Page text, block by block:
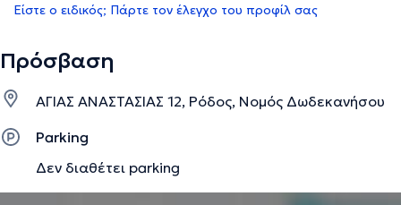
Είστε ο ειδικός; Πάρτε τον έλεγχο του προφίλ σας
Πρόσβαση
ΑΓΙΑΣ ΑΝΑΣΤΑΣΙΑΣ 12, Ρόδος, Νομός Δωδεκανήσου
Parking
Δεν διαθέτει parking